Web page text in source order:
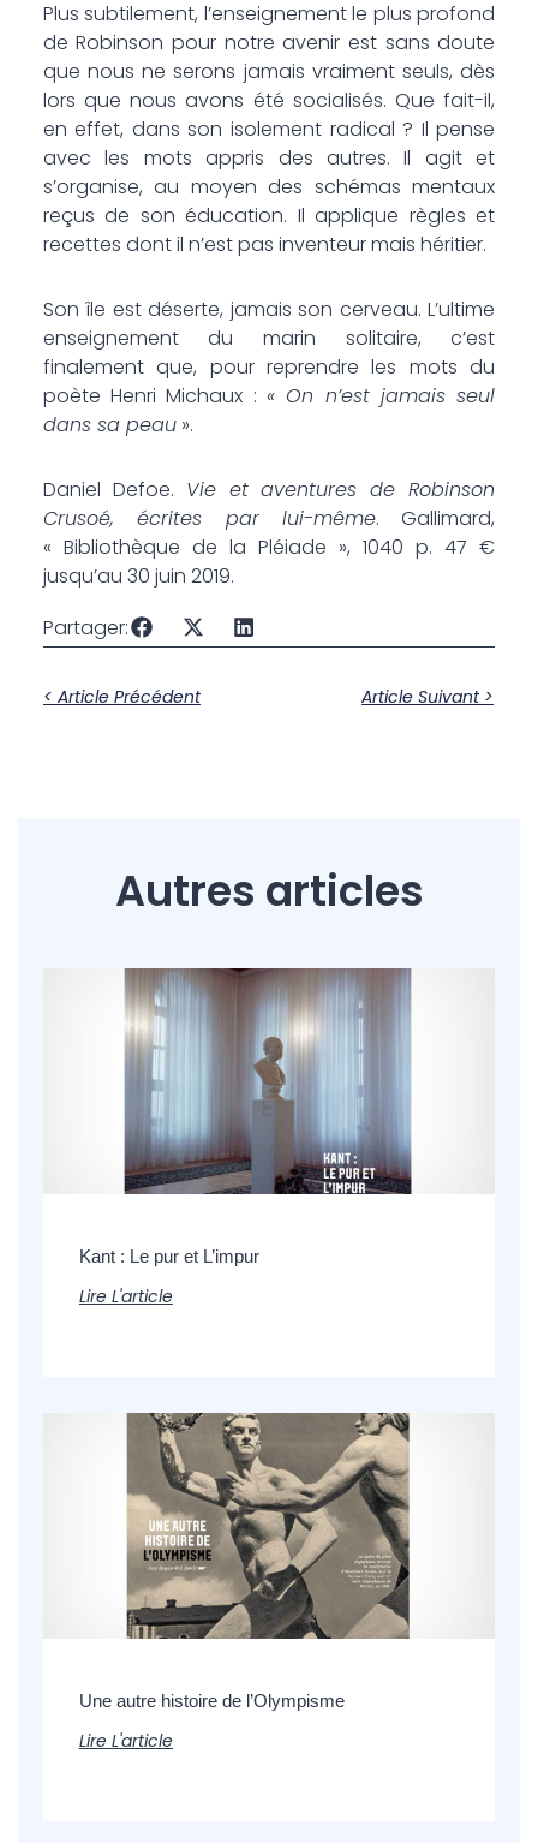
Plus subtilement, l’enseignement le plus profond
de Robinson pour notre avenir est sans doute
que nous ne serons jamais vraiment seuls, dès
lors que nous avons été socialisés. Que fait-il,
en effet, dans son isolement radical ? Il pense
avec les mots appris des autres. Il agit et
s’organise, au moyen des schémas mentaux
reçus de son éducation. Il applique règles et
recettes dont il n’est pas inventeur mais héritier.
Son île est déserte, jamais son cerveau. L’ultime
enseignement du marin solitaire, c’est
finalement que, pour reprendre les mots du
poète Henri Michaux : « On n’est jamais seul
dans sa peau».
Daniel Defoe. Vie et aventures de Robinson
Crusoé, écrites par lui-même. Gallimard,
« Bibliothèque de la Pléiade », 1040 p. 47 €
jusqu’au 30 juin 2019.
Partager:
< Article Précédent Article Suivant >
Autres articles
Kant : Le pur et L’impur
Lire L'article
Une autre histoire de l’Olympisme
Lire L'article